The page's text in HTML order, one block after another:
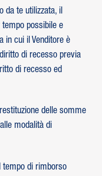
da te utilizzata, il
possibile e
in cui il Venditore è
di recesso previa
di recesso ed
delle somme
modalità di
tempo di rimborso